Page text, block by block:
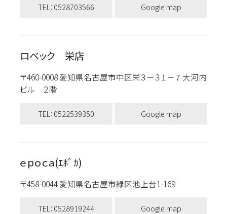
TEL：0528703566 Google map
ロベック 栄店
〒460-0008 愛知県名古屋市中区栄３－３１－７ 大河内
ビル ２階
TEL：0522539350 Google map
ｅｐｏｃａ(ｴﾎﾟｶ)
〒458-0044 愛知県名古屋市緑区池上台1-169
TEL：0528919244 Google map